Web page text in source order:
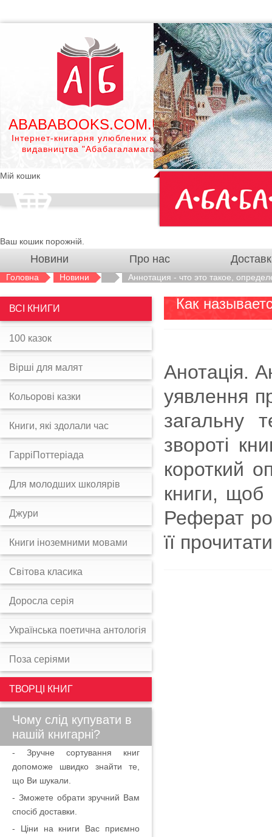
ABABABOOKS.COM.UA
Інтернет-книгарня улюблених книг
видавництва "Абабагаламага"
Мій кошик
Ваш кошик порожній.
Новини Про нас
Головна Новини Аннотация - что это такое,
Как
Анотація.
уявлення
загальну
звороті
короткий
книги, щоб
Реферат
її
ВСІ КНИГИ
100 казок
Вірші для малят
Кольорові казки
Книги, які здолали час
ГарріПоттеріада
Для молодших школярів
Джури
Книги іноземними мовами
Світова класика
Доросла серія
Українська поетична антологія
Поза серіями
ТВОРЦІ КНИГ
Чому слід купувати в
нашій книгарні?
- Зручне сортування книг
допоможе швидко знайти те,
що Ви шукали.
- Зможете обрати зручний Вам
спосіб доставки.
- Ціни на книги Вас приємно